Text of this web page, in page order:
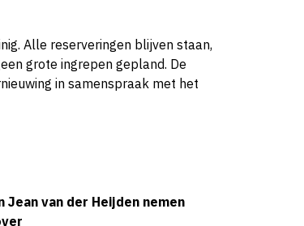
Alle reserveringen blijven staan,
grote ingrepen gepland. De
in samenspraak met het
Jean van der Heijden nemen